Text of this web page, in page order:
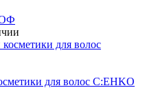
для волос C:EHKO